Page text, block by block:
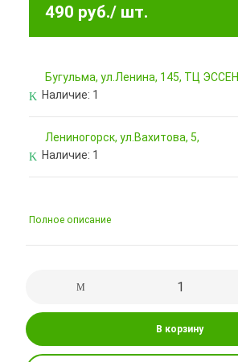
490 руб./ шт.
Бугульма, ул.Ленина, 145, ТЦ ЭССЕН
Наличие: 1
Лениногорск, ул.Вахитова, 5,
Наличие: 1
Полное описание
В корзину